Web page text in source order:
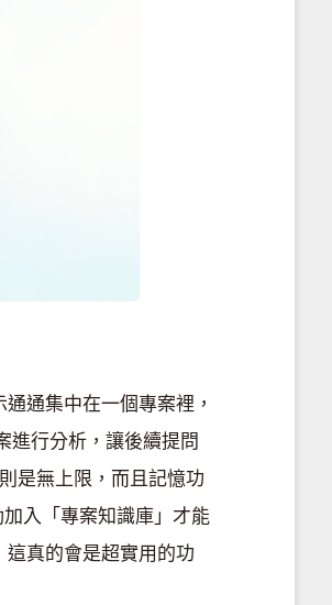
通集中在一個專案裡，
進行分析，讓後續提問
是無上限，而且記憶功
入「專案知識庫」才能
真的會是超實用的功